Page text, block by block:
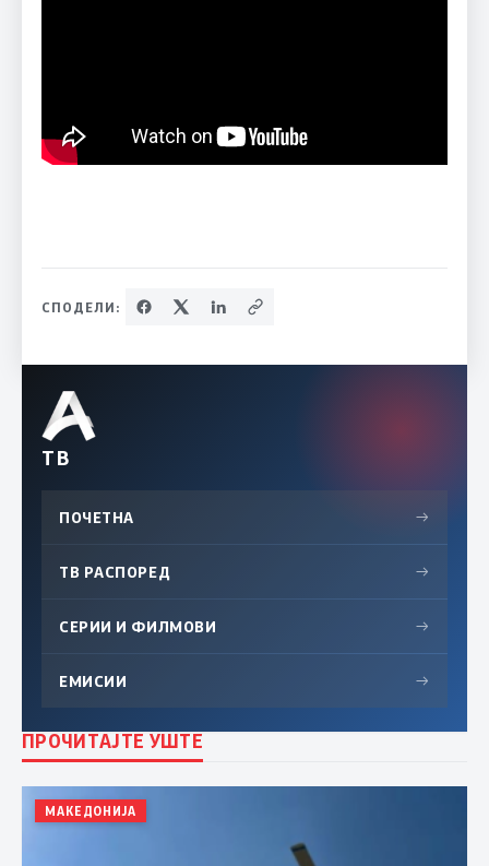
СПОДЕЛИ:
ТВ
ПОЧЕТНА →
ТВ РАСПОРЕД →
СЕРИИ И ФИЛМОВИ →
ЕМИСИИ →
ПРОЧИТАЈТЕ УШТЕ
МАКЕДОНИЈА